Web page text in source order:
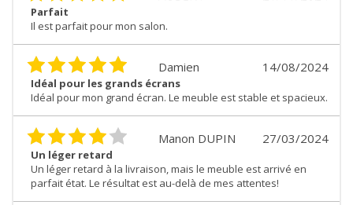
Parfait
Il est parfait pour mon salon.
14/08/2024
Damien
Idéal pour les grands écrans
Idéal pour mon grand écran. Le meuble est stable et spacieux.
27/03/2024
Manon DUPIN
Un léger retard
Un léger retard à la livraison, mais le meuble est arrivé en
parfait état. Le résultat est au-delà de mes attentes!